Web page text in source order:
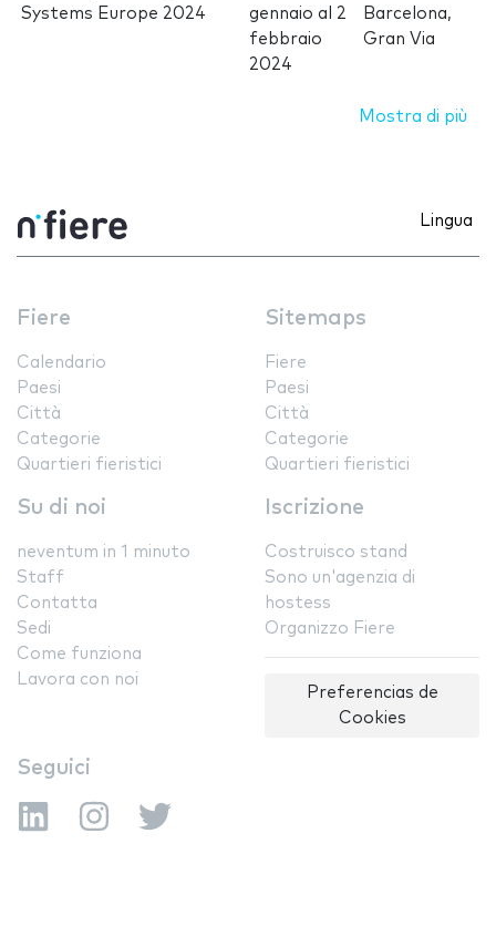
Systems Europe 2024
gennaio al 2
febbraio
2024
Barcelona,
Gran Via
Mostra di più
Lingua
Fiere
Calendario
Paesi
Città
Categorie
Quartieri fieristici
Sitemaps
Fiere
Paesi
Città
Categorie
Quartieri fieristici
Su di noi
neventum in 1 minuto
Staff
Contatta
Sedi
Come funziona
Lavora con noi
Iscrizione
Costruisco stand
Sono un'agenzia di
hostess
Organizzo Fiere
Preferencias de
Cookies
Seguici